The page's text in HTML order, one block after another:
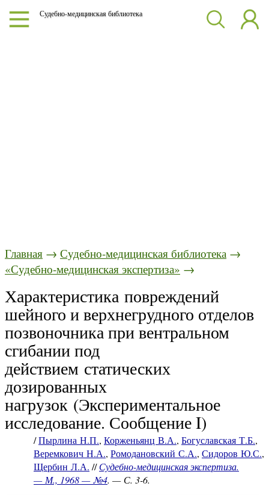
Судебно-медицинская библиотека
Главная → Судебно-медицинская библиотека →
«Судебно-медицинская экспертиза» →
Характеристика повреждений
шейного и верхнегрудного отделов
позвоночника при вентральном
сгибании под
действием статических
дозированных
нагрузок (Экспериментальное
исследование. Сообщение I)
/Пырлина Н.П., Корженьянц В.А., Богуславская Т.Б.,
Веремкович Н.А., Ромодановский С.А., Сидоров Ю.С.,
Щербин Л.А. //Судебно-медицинская экспертиза.
— М., 1968 — №4. — С. 3-6.